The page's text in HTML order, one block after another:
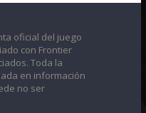
oficial del juego
con Frontier
Toda la
en información
no ser